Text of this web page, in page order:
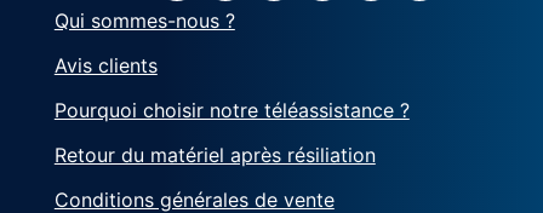
Qui sommes-nous ?
Avis clients
Pourquoi choisir notre téléassistance ?
Retour du matériel après résiliation
Conditions générales de vente